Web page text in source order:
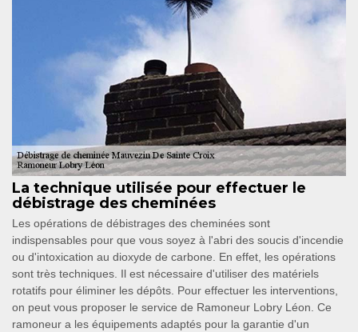
La technique utilisée pour effectuer le
débistrage des cheminées
Les opérations de débistrages des cheminées sont
indispensables pour que vous soyez à l'abri des soucis d'incendie
ou d'intoxication au dioxyde de carbone. En effet, les opérations
sont très techniques. Il est nécessaire d'utiliser des matériels
rotatifs pour éliminer les dépôts. Pour effectuer les interventions,
on peut vous proposer le service de Ramoneur Lobry Léon. Ce
ramoneur a les équipements adaptés pour la garantie d'un